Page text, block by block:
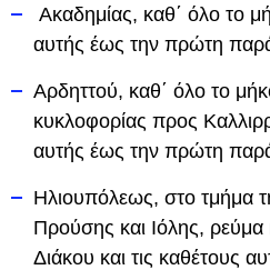
Ακαδημίας, καθ΄ όλο το
αυτής έως την πρώτη
Αρδηττού, καθ΄ όλο το
κυκλοφορίας προς
αυτής έως την πρώτη
Ηλιουπόλεως, στο τμήμα
Προύσης και Ιόλης,
Διάκου και τις καθέτους